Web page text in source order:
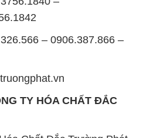
từ 8h đến 11h – Buổi